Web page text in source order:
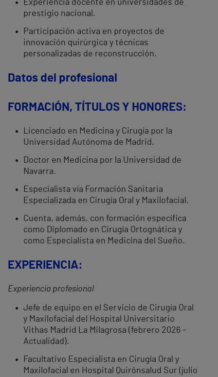
Experiencia docente en universidades de
prestigio nacional.
Participación activa en proyectos de
innovación quirúrgica y técnicas
personalizadas de reconstrucción.
Datos del profesional
FORMACIÓN, TÍTULOS Y HONORES:
Licenciado en Medicina y Cirugía por la
Universidad Autónoma de Madrid.
Doctor en Medicina por la Universidad de
Navarra.
Especialista vía Formación Sanitaria
Especializada en Cirugía Oral y Maxilofacial.
Cuenta, además, con formación específica
como Diplomado en Cirugía Ortognática y
como Especialista en Medicina del Sueño.
EXPERIENCIA:
Experiencia profesional
Jefe de equipo en el Servicio de Cirugía Oral
y Maxilofacial del Hospital Universitario
Vithas Madrid La Milagrosa (febrero 2026 –
Actualidad).
Facultativo Especialista en Cirugía Oral y
Maxilofacial en Hospital Quirónsalud Sur (julio